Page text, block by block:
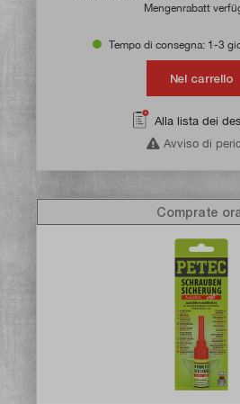
Mengenrabatt
Tempo di consegna: 1-3
Nel carrello
Alla lista dei
Avviso di
Comprate